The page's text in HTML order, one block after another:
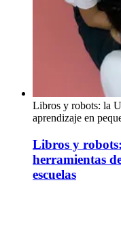
Libros y robots: la
aprendizaje en
Libros y
herramientas
escuelas